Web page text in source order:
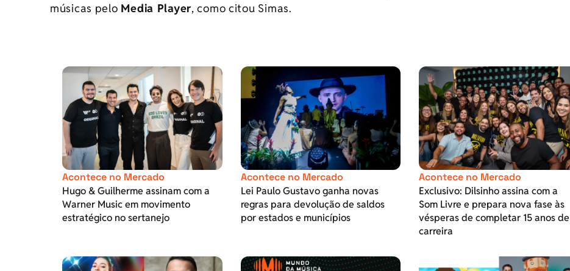
músicas pelo Media Player, como citou Simas.
Acontece no Mercado
Hugo & Guilherme assinam com a
Warner Music em movimento
estratégico no sertanejo
Acontece no Mercado
Lei Paulo Gustavo ganha novas
regras para devolução de saldos
por estados e municípios
Acontece no Mercado
Exclusivo: Dilsinho assina com a
Som Livre e prepara nova fase às
vésperas de completar 15 anos de
carreira